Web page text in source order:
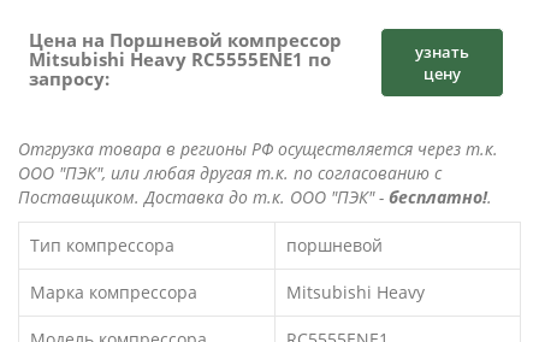
Цена на Поршневой компрессор
Mitsubishi Heavy RC5555ENE1 по
запросу:
узнать
цену
Отгрузка товара в регионы РФ осуществляется через т.к.
ООО "ПЭК", или любая другая т.к. по согласованию с
Поставщиком. Доставка до т.к. ООО "ПЭК" - бесплатно!.
Тип компрессора поршневой
Марка компрессора Mitsubishi Heavy